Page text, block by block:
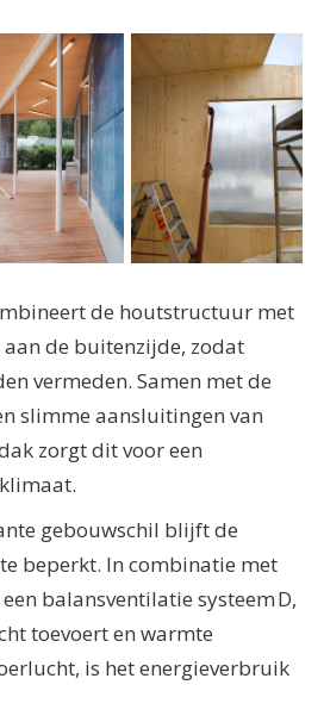
de houtstructuur met
de buitenzijde, zodat
vermeden. Samen met de
slimme aansluitingen van
zorgt dit voor een
gebouwschil blijft de
beperkt. In combinatie met
balansventilatie systeem D,
toevoert en warmte
is het energieverbruik